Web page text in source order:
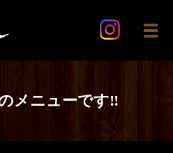
メ
メニューです‼️